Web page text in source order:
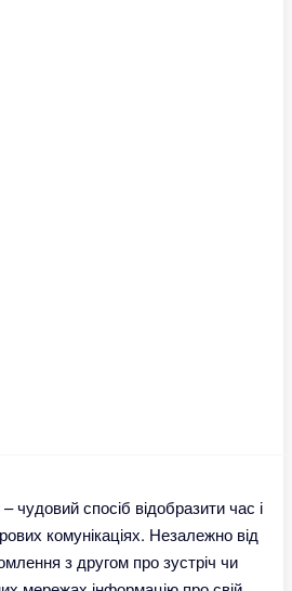
чудовий спосіб відобразити час і
комунікаціях. Незалежно від
з другом про зустріч чи